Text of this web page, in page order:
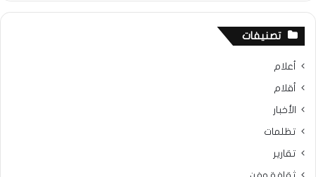
تصنيفات
أعلام
أقلام
الأخبار
تظلمات
تقارير